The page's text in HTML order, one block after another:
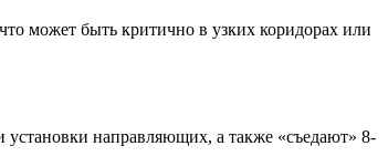
может быть критично в узких коридорах или
установки направляющих, а также «съедают» 8-